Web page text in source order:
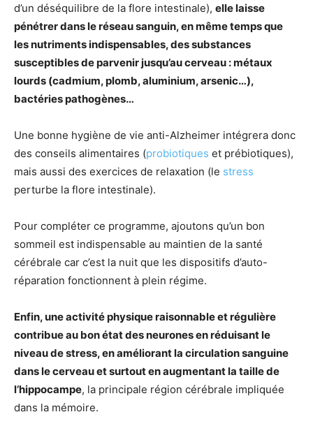
d’un déséquilibre de la flore intestinale), elle laisse
pénétrer dans le réseau sanguin, en même temps que
les nutriments indispensables, des substances
susceptibles de parvenir jusqu’au cerveau : métaux
lourds (cadmium, plomb, aluminium, arsenic…),
bactéries pathogènes…
Une bonne hygiène de vie anti-Alzheimer intégrera donc
des conseils alimentaires (probiotiques et prébiotiques),
mais aussi des exercices de relaxation (le stress
perturbe la flore intestinale).
Pour compléter ce programme, ajoutons qu’un bon
sommeil est indispensable au maintien de la santé
cérébrale car c’est la nuit que les dispositifs d’auto-
réparation fonctionnent à plein régime.
Enfin, une activité physique raisonnable et régulière
contribue au bon état des neurones en réduisant le
niveau de stress, en améliorant la circulation sanguine
dans le cerveau et surtout en augmentant la taille de
l’hippocampe, la principale région cérébrale impliquée
dans la mémoire.